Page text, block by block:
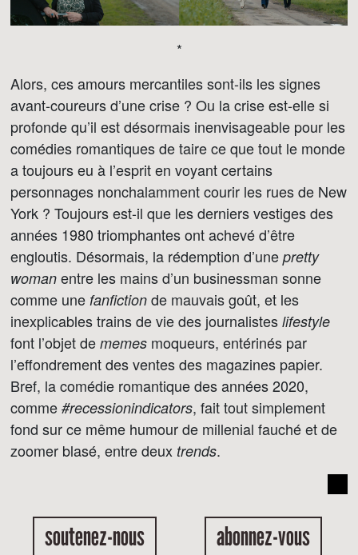
*
Alors, ces amours mercantiles sont-ils les signes
avant-coureurs d’une crise ? Ou la crise est-elle si
profonde qu’il est désormais inenvisageable pour les
comédies romantiques de taire ce que tout le monde
a toujours eu à l’esprit en voyant certains
personnages nonchalamment courir les rues de New
York ? Toujours est-il que les derniers vestiges des
années 1980 triomphantes ont achevé d’être
engloutis. Désormais, la rédemption d’une pretty
woman entre les mains d’un businessman sonne
comme une fanfiction de mauvais goût, et les
inexplicables trains de vie des journalistes lifestyle
font l’objet de memes moqueurs, entérinés par
l’effondrement des ventes des magazines papier.
Bref, la comédie romantique des années 2020,
comme #recessionindicators, fait tout simplement
fond sur ce même humour de millenial fauché et de
zoomer blasé, entre deux trends.
soutenez-nous abonnez-vous